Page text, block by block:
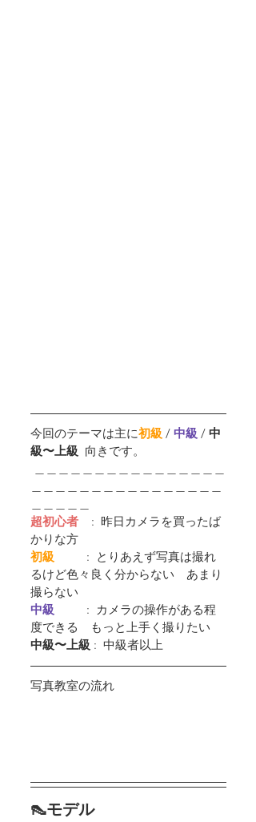
今回のテーマは主に初級 / 中級 / 中
級〜上級 向きです。
超初心者
    :  昨日カメラを買ったば
かりな方
初級
:  とりあえず写真は撮れ
るけど色々良く分からない　あまり
撮らない
中級
:  カメラの操作がある程
度できる　もっと上手く撮りたい
中級〜上級 :  中級者以上
写真教室の流れ
👠モデル